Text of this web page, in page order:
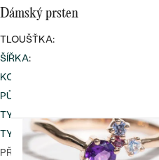
Dámský prsten
TLOUŠŤKA:
ŠÍŘKA:
KOV
PŮVOD KOVU
TYP
TYP OSAZENÍ:
PŘIBLIŽNÁ VÁHA: